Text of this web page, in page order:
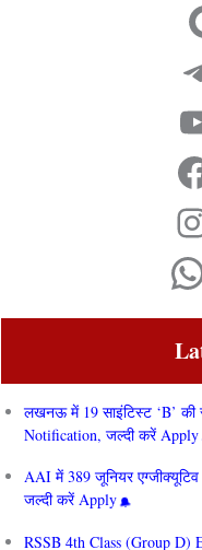
लखनऊ में 19 साइंटिस्ट ‘B’ की
Notification, जल्दी करें Apply
AAI में 389 जूनियर
जल्दी करें Apply
RSSB 4th Class (Group D)